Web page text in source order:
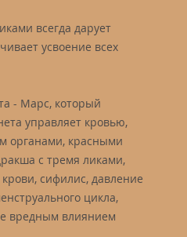
всегда дарует
усвоение всех
- Марс, который
управляет кровью,
органами, красными
с тремя ликами,
сифилис, давление
цикла,
вредным влиянием